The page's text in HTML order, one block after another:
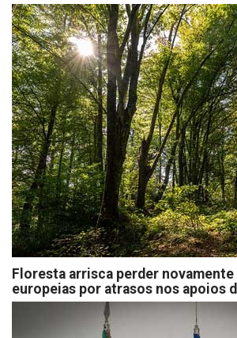
Floresta arrisca perder novamente
europeias por atrasos nos apoios